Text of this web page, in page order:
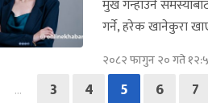
मुख गन्हाउने
गर्ने, हरेक खानेकुरा
२०८२ फागुन २० गते
… 3 4 5 6 7